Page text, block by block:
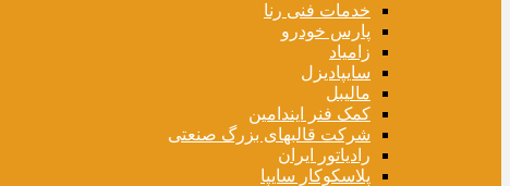
خدمات فنی رنا
پارس خودرو
زامیاد
سایپادیزل
مالیبل
کمک فنر ایندامین
شرکت قالبهای بزرگ صنعتی
رادیاتور ایران
پلاسکوکار سایپا